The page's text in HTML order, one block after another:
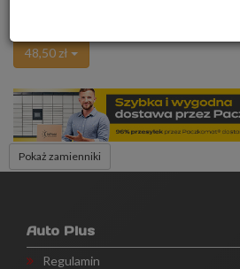
48,50 zł
Pokaż zamienniki
Auto Plus
Regulamin